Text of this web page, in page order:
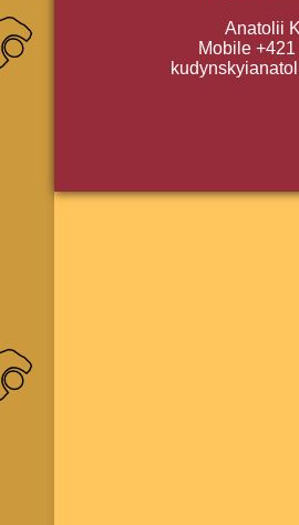
Anatolii
Mobile